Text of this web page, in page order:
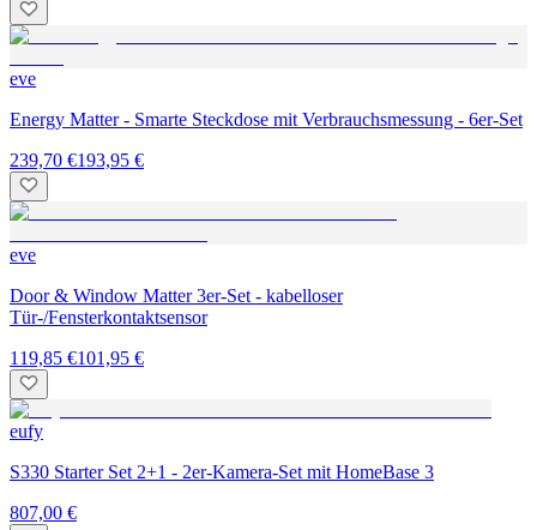
eve
Energy Matter - Smarte Steckdose mit Verbrauchsmessung - 6er-Set
239,70 €193,95 €
eve
Door & Window Matter 3er-Set - kabelloser
Tür-/Fensterkontaktsensor
119,85 €101,95 €
eufy
S330 Starter Set 2+1 - 2er-Kamera-Set mit HomeBase 3
807,00 €